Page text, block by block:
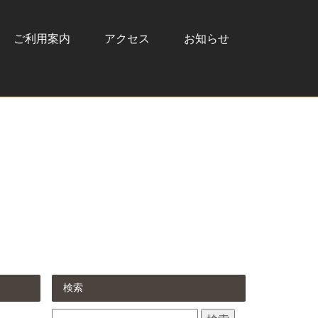
ご利用案内 アクセス お知らせ
検索